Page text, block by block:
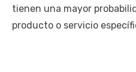
tienen una mayor
producto o servicio